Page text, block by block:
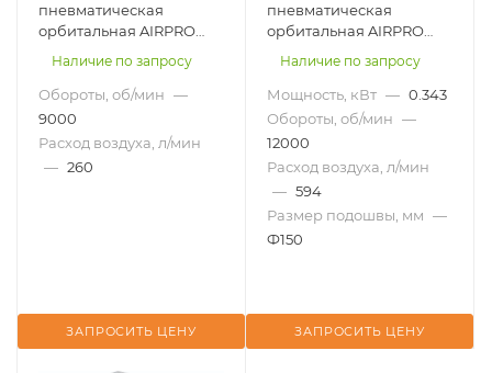
пневматическая
орбитальная AIRPRO
Наличие по запросу
Обороты, об/мин —
9000
Расход воздуха, л/мин
— 260
ЗАПРОСИТЬ ЦЕНУ
пневматическая
орбитальная AIRPRO
Наличие по запросу
Мощность, кВт — 0.343
Обороты, об/мин —
12000
Расход воздуха, л/мин
— 594
Размер подошвы, мм —
Ф150
ЗАПРОСИТЬ ЦЕНУ